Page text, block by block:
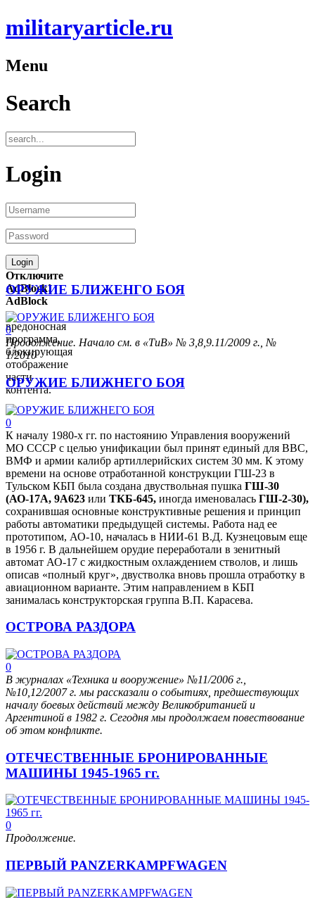
militaryarticle.ru
Menu
Search
Login
Отключите
AdBlock!
AdBlock
—
вредоносная
программа,
блокирующая
отображение
части
контента.
ОРУЖИЕ БЛИЖЕНГО БОЯ
0
Продолжение. Начало см. в «ТиВ» № 3,8,9.11/2009 г., №
1/2010
ОРУЖИЕ БЛИЖНЕГО БОЯ
0
К началу 1980-х гг. по настоянию Управления вооружений
МО СССР с целью унификации был принят единый для ВВС,
ВМФ и армии калибр артиллерийских систем 30 мм. К этому
времени на основе отработанной конструкции ГШ-23 в
Тульском КБП была создана двуствольная пушка ГШ-30
(АО-17А, 9А623 или ТКБ-645, иногда именовалась ГШ-2-30),
сохранившая основные конструктивные решения и принцип
работы автоматики предыдущей системы. Работа над ее
прототипом, АО-10, началась в НИИ-61 В.Д. Кузнецовым еще
в 1956 г. В дальнейшем орудие переработали в зенитный
автомат АО-17 с жидкостным охлаждением стволов, и лишь
описав «полный круг», двустволка вновь прошла отработку в
авиационном варианте. Этим направлением в КБП
занималась конструкторская группа В.П. Карасева.
ОСТРОВА РАЗДОРА
0
В журналах «Техника и вооружение» №11/2006 г.,
№10,12/2007 г. мы рассказали о событиях, предшествующих
началу боевых действий между Великобританией и
Аргентиной в 1982 г. Сегодня мы продолжаем повествование
об этом конфликте.
ОТЕЧЕСТВЕННЫЕ БРОНИРОВАННЫЕ
МАШИНЫ 1945-1965 гг.
0
Продолжение.
ПЕРВЫЙ PANZERKAMPFWAGEN